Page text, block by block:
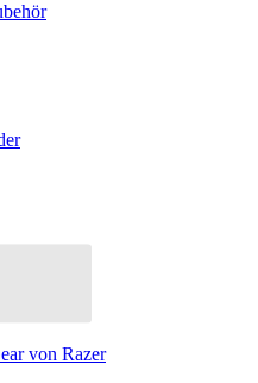
von Razer